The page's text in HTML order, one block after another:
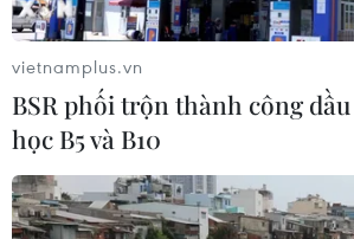
TIN LIÊN QUAN
vietnamplus.vn
BSR phối trộn thành công
học B5 và B10